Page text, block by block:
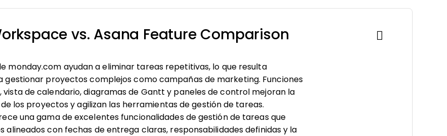
vs. Asana Feature Comparison
monday.com ayudan a eliminar tareas repetitivas, lo que resulta
gestionar proyectos complejos como campañas de marketing. Funciones
de calendario, diagramas de Gantt y paneles de control mejoran la
los proyectos y agilizan las herramientas de gestión de tareas.
una gama de excelentes funcionalidades de gestión de tareas que
alineados con fechas de entrega claras, responsabilidades definidas y la